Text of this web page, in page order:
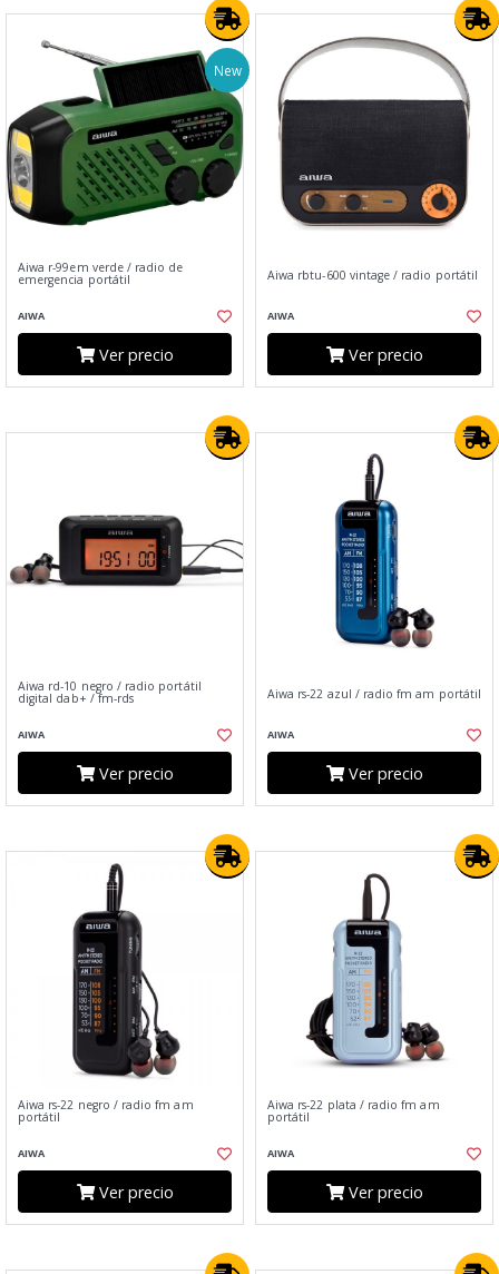
New
Aiwa r-99em verde / radio de
emergencia portátil
AIWA
Ver precio
Aiwa rbtu-600 vintage / radio portátil
AIWA
Ver precio
Aiwa rd-10 negro / radio portátil
digital dab+ / fm-rds
AIWA
Ver precio
Aiwa rs-22 azul / radio fm am portátil
AIWA
Ver precio
Aiwa rs-22 negro / radio fm am
portátil
AIWA
Ver precio
Aiwa rs-22 plata / radio fm am
portátil
AIWA
Ver precio